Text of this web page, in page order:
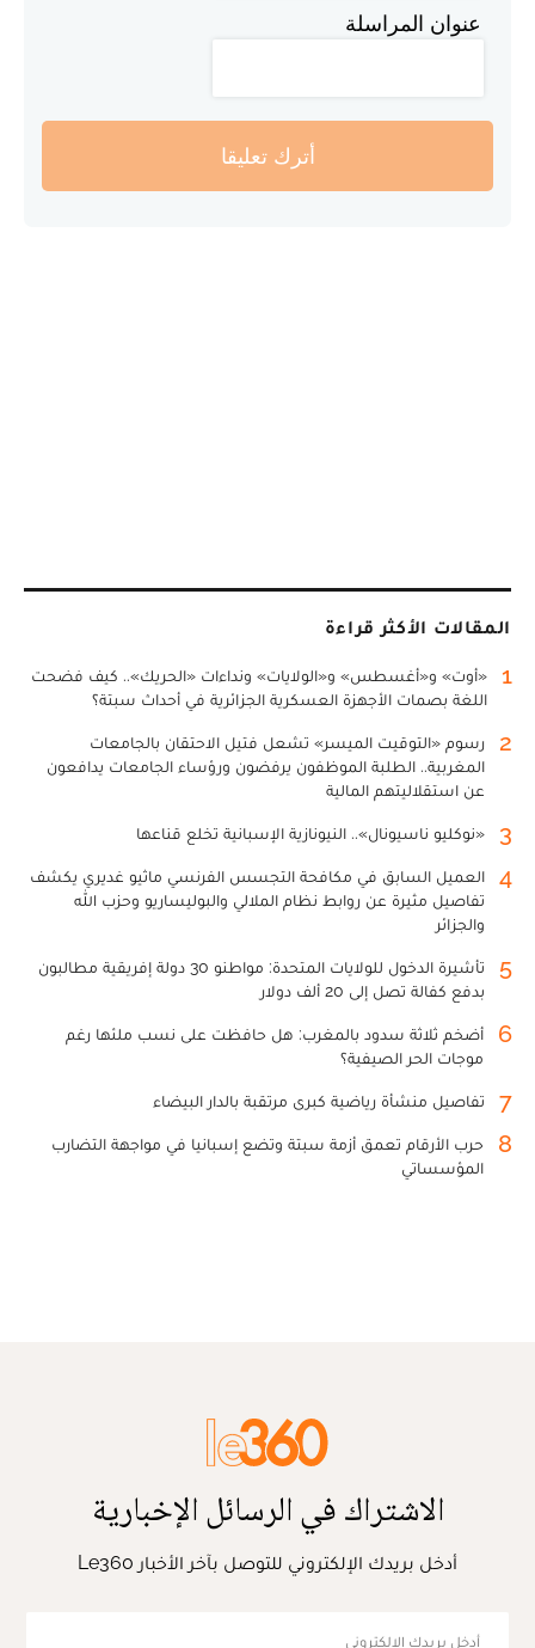
عنوان المراسلة
أترك تعليقا
المقالات الأكثر قراءة
1
«أوت» و«أغسطس» و«الولايات» ونداءات «الحريك».. كيف فضحت
اللغة بصمات الأجهزة العسكرية الجزائرية في أحداث سبتة؟
2
رسوم «التوقيت الميسر» تشعل فتيل الاحتقان بالجامعات
المغربية.. الطلبة الموظفون يرفضون ورؤساء الجامعات يدافعون
عن استقلاليتهم المالية
3 «نوكليو ناسيونال».. النيونازية الإسبانية تخلع قناعها
4
العميل السابق في مكافحة التجسس الفرنسي ماثيو غديري يكشف
تفاصيل مثيرة عن روابط نظام الملالي والبوليساريو وحزب الله
والجزائر
5
تأشيرة الدخول للولايات المتحدة: مواطنو 30 دولة إفريقية مطالبون
بدفع كفالة تصل إلى 20 ألف دولار
6
أضخم ثلاثة سدود بالمغرب: هل حافظت على نسب ملئها رغم
موجات الحر الصيفية؟
7 تفاصيل منشأة رياضية كبرى مرتقبة بالدار البيضاء
8
حرب الأرقام تعمق أزمة سبتة وتضع إسبانيا في مواجهة التضارب
المؤسساتي
الاشتراك في الرسائل الإخبارية
أدخل بريدك الإلكتروني للتوصل بآخر الأخبار Le360